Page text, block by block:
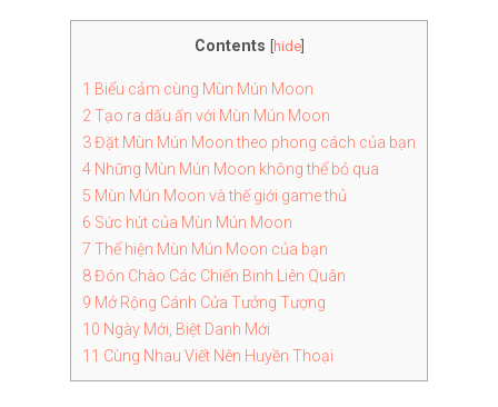
Contents hide]
1 Biểu cảm cùng Mùn Mún Moon
2Tạo ra dấu ấn với Mùn Mún Moon
3Đặt Mùn Mún Moon theo phong cách của bạn
4 Những Mùn Mún Moon không thể bỏ qua
5 Mùn Mún Moon và thế giới game thủ
6 Sức hút của Mùn Mún Moon
7 Thể hiện Mùn Mún Moon của bạn
8Đón Chào Các Chiến Binh Liên Quân
9 Mở Rộng Cánh Cửa Tưởng Tượng
10 Ngày Mới, Biệt Danh Mới
11 Cùng Nhau Viết Nên Huyền Thoại